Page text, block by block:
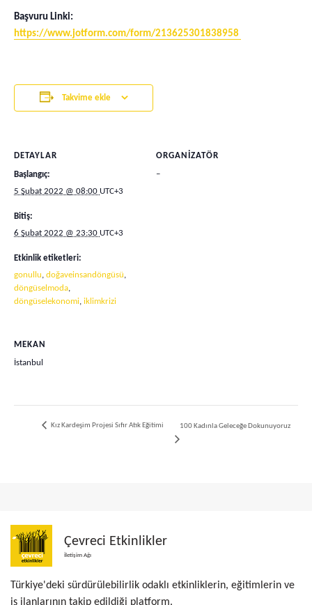
Başvuru Linki:
https://www.jotform.com/form/213625301838958
Takvime ekle
DETAYLAR
Başlangıç:
5 Şubat 2022 @ 08:00 UTC+3
Bitiş:
6 Şubat 2022 @ 23:30 UTC+3
Etkinlik etiketleri:
gonullu doğaveinsandöngüsü
döngüselmoda
döngüselekonomi iklimkrizi
ORGANIZATÖR
–
MEKAN
İstanbul
Kız Kardeşim Projesi Sıfır Atık Eğitimi 100 Kadınla Geleceğe Dokunuyoruz
Çevreci Etkinlikler
İletişim Ağı
Türkiye'deki sürdürülebilirlik odaklı etkinliklerin, eğitimlerin ve
iş ilanlarının takip edildiği platform.